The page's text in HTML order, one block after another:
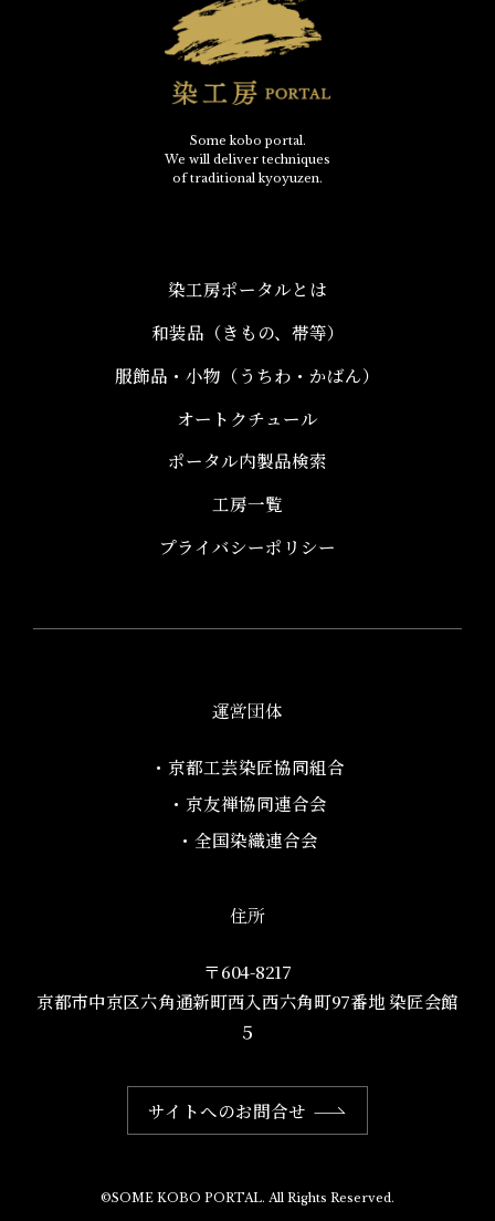
Some kobo portal.
We will deliver techniques
of traditional kyoyuzen.
染工房ポータルとは
和装品（きもの、帯等）​
服飾品・小物​（うちわ・かばん）
オートクチュール
ポータル内製品検索
工房一覧
プライバシーポリシー
運営団体
・京都工芸染匠協同組合​
・京友禅協同連合会
・全国染織連合会
住所
〒604-8217
京都市中京区六角通新町西入西六角町97番地​ 染匠会館
５
サイトへのお問合せ
©SOME KOBO PORTAL. All Rights Reserved.